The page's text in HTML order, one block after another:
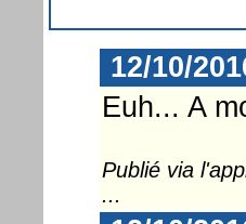
12/10/
Euh... A
Publié via
...